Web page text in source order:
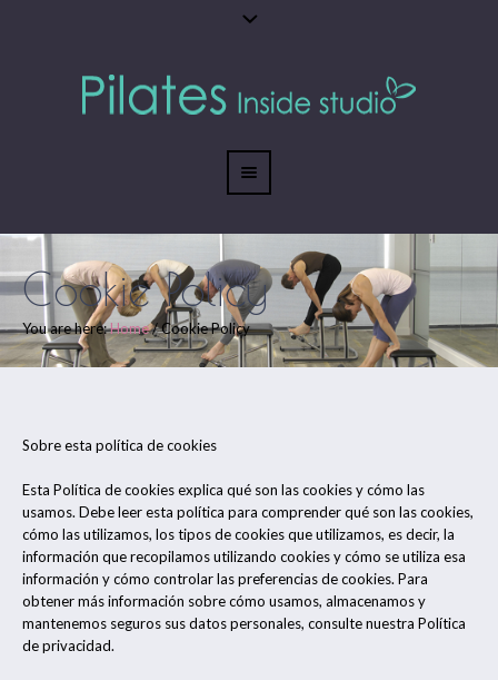
Cookie Policy
You are here:Home/Cookie Policy
Sobre esta política de cookies
Esta Política de cookies explica qué son las cookies y cómo las
usamos. Debe leer esta política para comprender qué son las cookies,
cómo las utilizamos, los tipos de cookies que utilizamos, es decir, la
información que recopilamos utilizando cookies y cómo se utiliza esa
información y cómo controlar las preferencias de cookies. Para
obtener más información sobre cómo usamos, almacenamos y
mantenemos seguros sus datos personales, consulte nuestra Política
de privacidad.